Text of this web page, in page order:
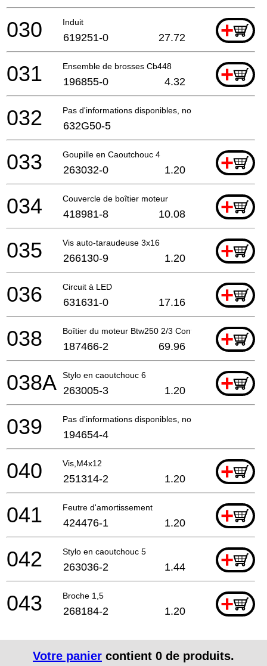
Induit +
030 619251-0 27.72
Ensemble de brosses Cb448 +
031 196855-0 4.32
Pas d'informations disponibles, non commandable
032 632G50-5
Goupille en Caoutchouc 4 +
033 263032-0 1.20
Couvercle de boîtier moteur +
034 418981-8 10.08
Vis auto-taraudeuse 3x16 +
035 266130-9 1.20
Circuit à LED +
036 631631-0 17.16
Boîtier du moteur Btw250 2/3 Cont.A +
038 187466-2 69.96
Stylo en caoutchouc 6 +
038A 263005-3 1.20
Pas d'informations disponibles, non commandable
039 194654-4
Vis,M4x12 +
040 251314-2 1.20
Feutre d'amortissement +
041 424476-1 1.20
Stylo en caoutchouc 5 +
042 263036-2 1.44
Broche 1,5 +
043 268184-2 1.20
Votre panier contient 0 de produits.